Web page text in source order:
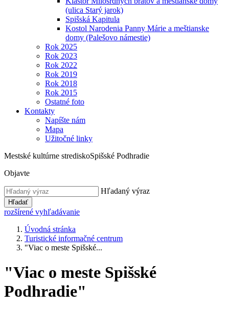
(ulica Starý jarok)
Spišská Kapitula
Kostol Narodenia Panny Márie a meštianske
domy (Palešovo námestie)
Rok 2025
Rok 2023
Rok 2022
Rok 2019
Rok 2018
Rok 2015
Ostatné foto
Kontakty
Napíšte nám
Mapa
Užitočné linky
Mestské kultúrne strediskoSpišské Podhradie
Objavte
Hľadaný výraz
Hľadať
rozšírené vyhľadávanie
Úvodná stránka
Turistické informačné centrum
"Viac o meste Spišské...
"Viac o meste Spišské
Podhradie"